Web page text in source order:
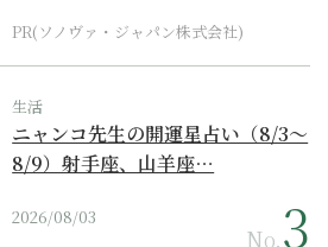
PR(ソノヴァ・ジャパン株式会社)
生活
ニャンコ先生の開運星占い（8/3～
8/9）射手座、山羊座…
2026/08/03
No.